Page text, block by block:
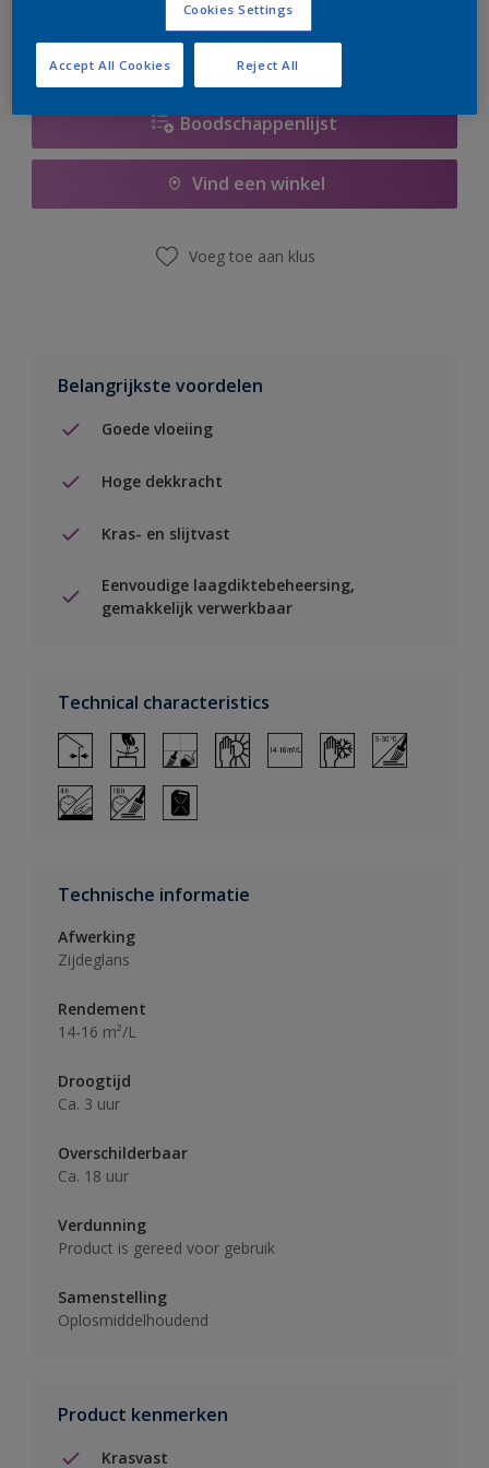
Boodschappenlijst
Vind een winkel
Voeg toe aan klus
Belangrijkste voordelen
Goede vloeiing
Hoge dekkracht
Kras- en slijtvast
Eenvoudige laagdiktebeheersing,
gemakkelijk verwerkbaar
Technical characteristics
Technische informatie
Afwerking
Zijdeglans
Rendement
14-16 m²/L
Droogtijd
Ca. 3 uur
Overschilderbaar
Ca. 18 uur
Verdunning
Product is gereed voor gebruik
Samenstelling
Oplosmiddelhoudend
Product kenmerken
Krasvast
Cookies Settings
Reject All
Accept All Cookies